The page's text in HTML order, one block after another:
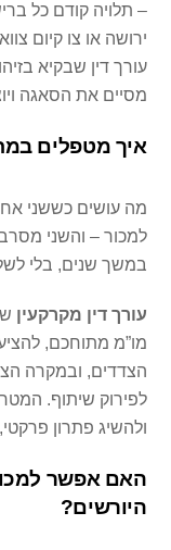
– תלויה קודם כל
ירושה או צו קיום
עורך דין שבקיא
מסיים את הסאגה
איך מטפלים
מה עושים כששני
למכור – והשני
במשך שנים, בלי
עורך דין מקרקעין
מו”מ מתוחכם,
הצדדים, ובמקרה
לפירוק שיתוף.
ולהשיג פתרון פרקטי,
האם אפשר
היורשים?